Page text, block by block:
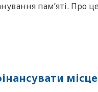
пам’яті. Про